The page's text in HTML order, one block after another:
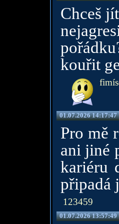
Chceš
kouřit
01.07.2026 14:17:47
Pro mě
ani jiné
kariéru
připadá
123459
01.07.2026 13:57:49